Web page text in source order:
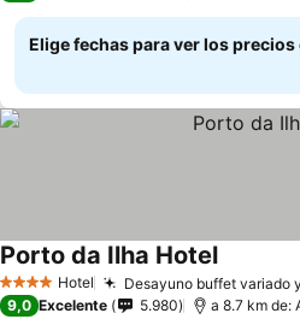
Elige fechas para ver los precios
4 EstrellasHotel Desayuno buffet variado
Porto da Ilha HotelVer
9,0 Excelente 5.980 a 8.7 km de: